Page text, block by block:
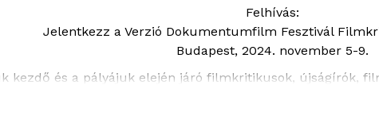
Felhívás:
Jelentkezz a Verzió Dokumentumfilm Fesztivál
Budapest, 2024. november 5-9.
kezdő és a pályájuk elején járó filmkritikusok, újságírók,